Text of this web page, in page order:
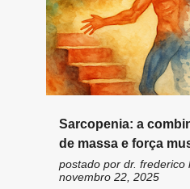
Sarcopenia: a
de massa e força
pode roubar a sua
postado por dr. frederico
novembro 22, 2025